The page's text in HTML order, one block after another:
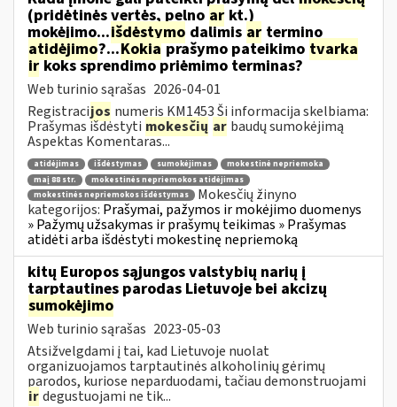
(pridėtinės vertės, pelno ar kt.)
mokėjimo...išdėstymo dalimis ar termino
atidėjimo?...Kokiaprašymo pateikimo tvarka
irkoks sprendimo priėmimo terminas?
Web turinio sąrašas 2026-04-01
Registracijos numeris KM1453 Ši informacija skelbiama:
Prašymas išdėstyti mokesčių ar baudų sumokėjimą
Aspektas Komentaras...
atidėjimas išdėstymas sumokėjimas
mokestinė nepriemoka
maį 88 str.
mokestinės nepriemokos atidėjimas
mokestinės nepriemokos išdėstymas
Mokesčių žinyno
kategorijos: Prašymai, pažymos ir mokėjimo duomenys
» Pažymų užsakymas ir prašymų teikimas » Prašymas
atidėti arba išdėstyti mokestinę nepriemoką
kitų Europos sąjungos valstybių narių į
tarptautines parodas Lietuvoje bei akcizų
sumokėjimo
Web turinio sąrašas 2023-05-03
Atsižvelgdami į tai, kad Lietuvoje nuolat
organizuojamos tarptautinės alkoholinių gėrimų
parodos, kuriose neparduodami, tačiau demonstruojami
irdegustuojami ne tik...